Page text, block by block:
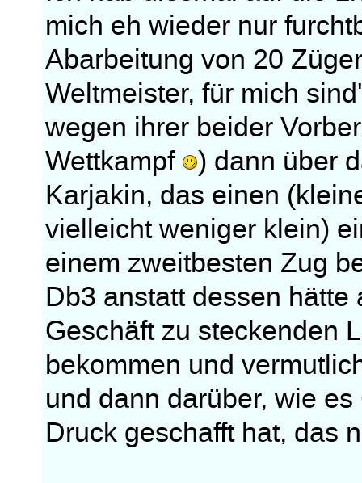
mich eh wieder nur
Abarbeitung von 20
Weltmeister, für mich
wegen ihrer beider
Wettkampf
) dann über
Karjakin, das einen
vielleicht weniger klein)
einem zweitbesten Zug
Db3 anstatt dessen
Geschäft zu steckenden
bekommen und
und dann darüber, wie
Druck geschafft hat, das